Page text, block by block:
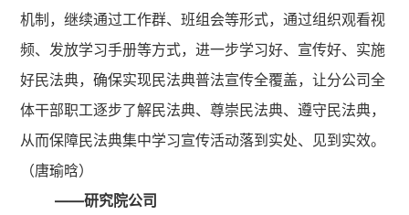
机制，继续通过工作群、班组会等形式，通过组织观看视
频、发放学习手册等方式，进一步学习好、宣传好、实施
好民法典，确保实现民法典普法宣传全覆盖，让分公司全
体干部职工逐步了解民法典、尊崇民法典、遵守民法典，
从而保障民法典集中学习宣传活动落到实处、见到实效。
（唐瑜晗）
——研究院公司